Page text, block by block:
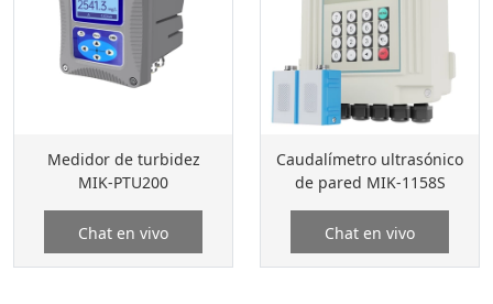
Medidor de turbidez
MIK-PTU200
Chat en vivo
Caudalímetro ultrasónico
de pared MIK-1158S
Chat en vivo